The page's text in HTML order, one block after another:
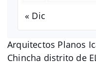
Arquitectos Planos
Chincha distrito de
« Dic